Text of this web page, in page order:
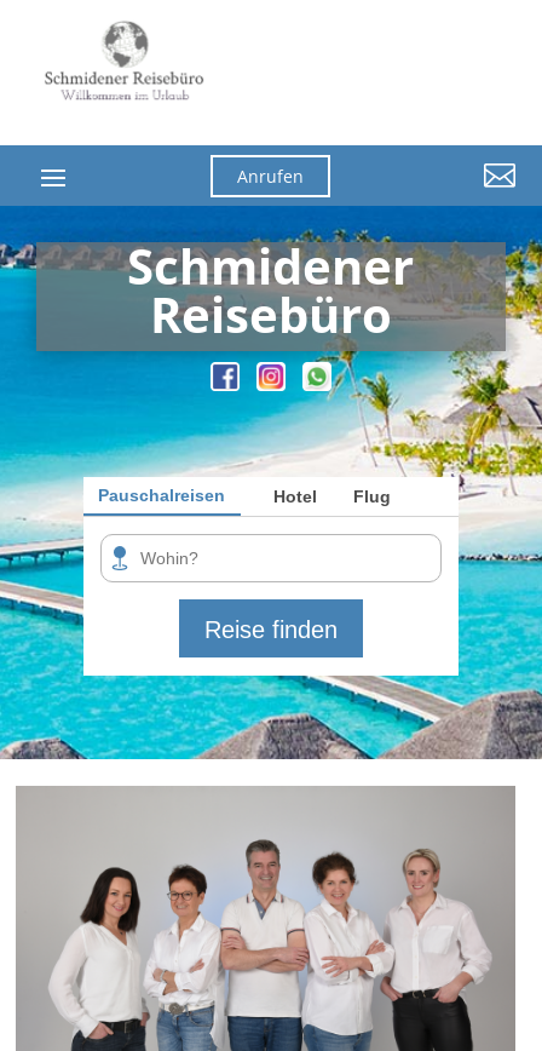
Anrufen 
Schmidener
Reisebüro
Pauschalreisen Hotel Flug
Reise finden